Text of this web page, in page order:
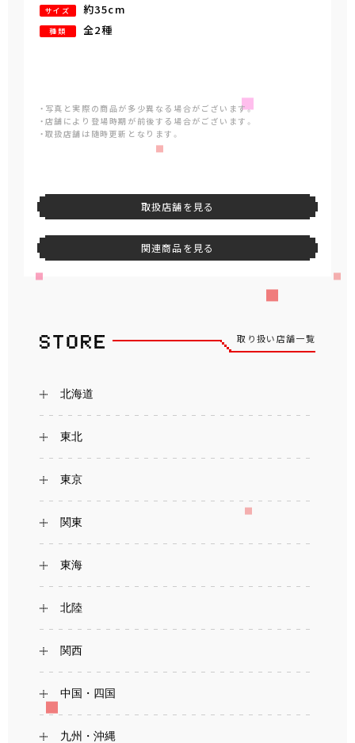
サイズ 約35cm
種類 全2種
・写真と実際の商品が多少異なる場合がございます。
・店舗により登場時期が前後する場合がございます。
・取扱店舗は随時更新となります。
取扱店舗を見る
関連商品を見る
取り扱い店舗一覧
北海道
東北
東京
関東
東海
北陸
関西
中国・四国
九州・沖縄